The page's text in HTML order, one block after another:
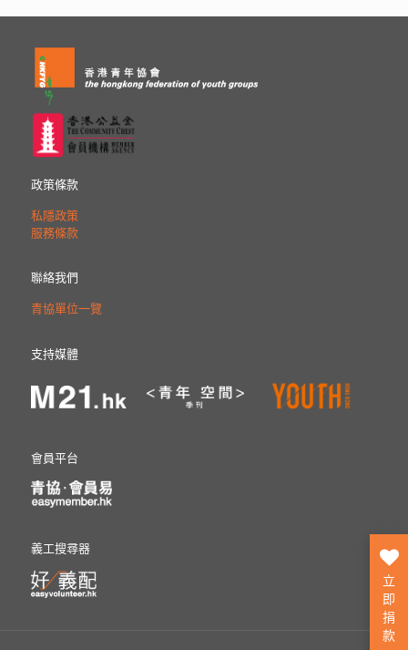
政策條款
私隱政策
服務條款
聯絡我們
青協單位一覽
支持媒體
會員平台
義工搜尋器
立
即
捐
款